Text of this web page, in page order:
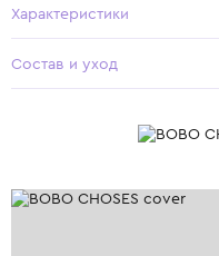
Характеристики
Состав и уход